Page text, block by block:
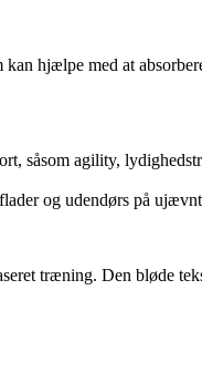
kan hjælpe med at
såsom agility,
og udendørs på
træning. Den bløde